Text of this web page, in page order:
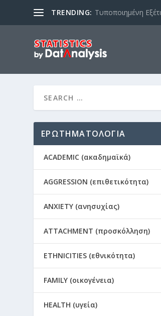
TRENDING: Τυποποιημένη
ΕΡΩΤΗΜΑΤΟΛΟΓΙΑ
ACADEMIC (ακαδημαϊκά)
AGGRESSION (επιθετικότητα)
ANXIETY (ανησυχίας)
ATTACHMENT (προσκόλληση)
ETHNICITIES (εθνικότητα)
FAMILY (οικογένεια)
HEALTH (υγεία)